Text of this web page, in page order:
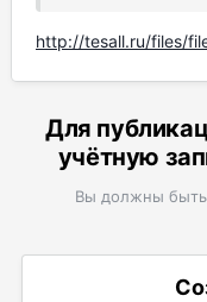
http://tesall.ru/files/
Для
учётную
Вы должны быть